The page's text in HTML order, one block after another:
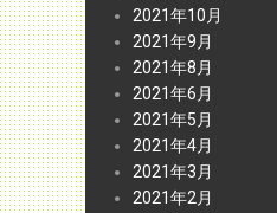
2021年10月
2021年9月
2021年8月
2021年6月
2021年5月
2021年4月
2021年3月
2021年2月